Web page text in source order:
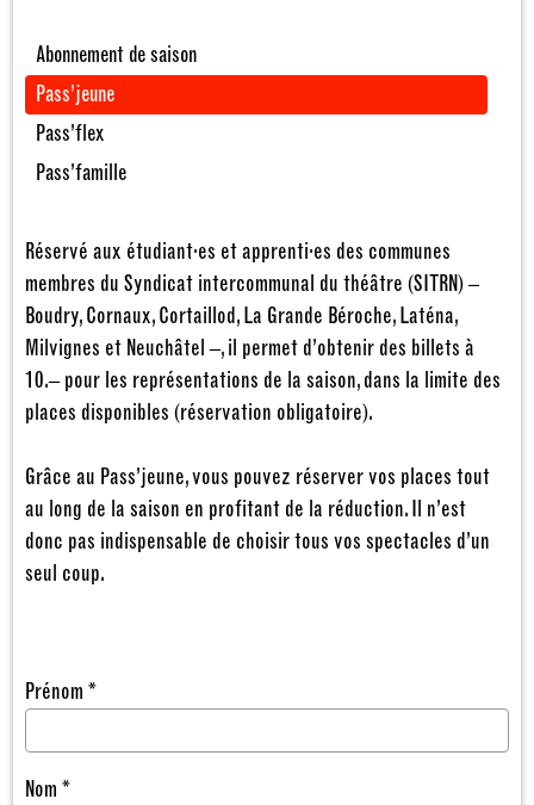
Abonnement de saison
Pass’jeune
Pass’flex
Pass’famille
Réservé aux étudiant·es et apprenti·es des communes
membres du Syndicat intercommunal du théâtre (SITRN) –
Boudry, Cornaux, Cortaillod, La Grande Béroche, Laténa,
Milvignes et Neuchâtel –, il permet d’obtenir des billets à
10.– pour les représentations de la saison, dans la limite des
places disponibles (réservation obligatoire).
Grâce au Pass’jeune, vous pouvez réserver vos places tout
au long de la saison en profitant de la réduction. Il n’est
donc pas indispensable de choisir tous vos spectacles d’un
seul coup.
Prénom *
Nom *